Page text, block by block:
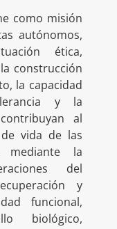
como misión
autónomos,
ética,
construcción
la capacidad
y la
al
vida de las
mediante la
del
y
funcional,
biológico,